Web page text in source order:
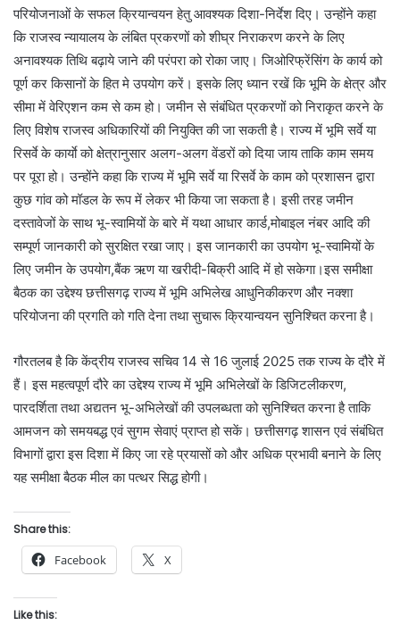
परियोजनाओं के सफल क्रियान्वयन हेतु आवश्यक दिशा-निर्देश दिए। उन्होंने कहा
कि राजस्व न्यायालय के लंबित प्रकरणों को शीघ्र निराकरण करने के लिए
अनावश्यक तिथि बढ़ाये जाने की परंपरा को रोका जाए। जिओरिफ्रेंसिंग के कार्य को
पूर्ण कर किसानों के हित मे उपयोग करें। इसके लिए ध्यान रखें कि भूमि के क्षेत्र और
सीमा में वेरिएशन कम से कम हो। जमीन से संबंधित प्रकरणों को निराकृत करने के
लिए विशेष राजस्व अधिकारियों की नियुक्ति की जा सकती है। राज्य में भूमि सर्वे या
रिसर्वे के कार्याे को क्षेत्रानुसार अलग-अलग वेंडरों को दिया जाय ताकि काम समय
पर पूरा हो। उन्होंने कहा कि राज्य में भूमि सर्वे या रिसर्वे के काम को प्रशासन द्वारा
कुछ गांव को मॉडल के रूप में लेकर भी किया जा सकता है। इसी तरह जमीन
दस्तावेजों के साथ भू-स्वामियों के बारे में यथा आधार कार्ड,मोबाइल नंबर आदि की
सम्पूर्ण जानकारी को सुरक्षित रखा जाए। इस जानकारी का उपयोग भू-स्वामियों के
लिए जमीन के उपयोग,बैंक ऋण या खरीदी-बिक्री आदि में हो सकेगा।इस समीक्षा
बैठक का उद्देश्य छत्तीसगढ़ राज्य में भूमि अभिलेख आधुनिकीकरण और नक्शा
परियोजना की प्रगति को गति देना तथा सुचारू क्रियान्वयन सुनिश्चित करना है।
गौरतलब है कि केंद्रीय राजस्व सचिव 14 से 16 जुलाई 2025 तक राज्य के दौरे में
हैं। इस महत्वपूर्ण दौरे का उद्देश्य राज्य में भूमि अभिलेखों के डिजिटलीकरण,
पारदर्शिता तथा अद्यतन भू-अभिलेखों की उपलब्धता को सुनिश्चित करना है ताकि
आमजन को समयबद्ध एवं सुगम सेवाएं प्राप्त हो सकें। छत्तीसगढ़ शासन एवं संबंधित
विभागों द्वारा इस दिशा में किए जा रहे प्रयासों को और अधिक प्रभावी बनाने के लिए
यह समीक्षा बैठक मील का पत्थर सिद्ध होगी।
Share this:
Facebook X
Like this: